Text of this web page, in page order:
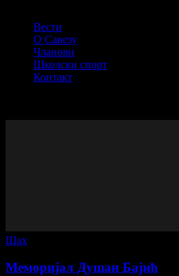
Вести
О Савезу
Чланови
Школски спорт
Контакт
Шах
Меморијал Душан Бајић